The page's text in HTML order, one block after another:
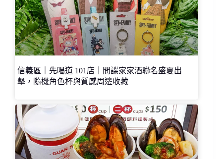
信義區｜先喝道 101店｜間諜家家酒聯名盛夏出
擊，隨機角色杯與質感周邊收藏